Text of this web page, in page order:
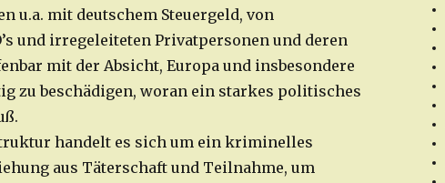
u.a. mit deutschem Steuergeld, von
und irregeleiteten Privatpersonen und deren
mit der Absicht, Europa und insbesondere
zu beschädigen, woran ein starkes politisches
handelt es sich um ein kriminelles
aus Täterschaft und Teilnahme, um